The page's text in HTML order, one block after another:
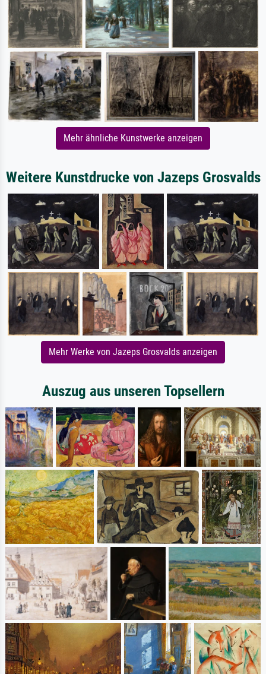
Mehr ähnliche Kunstwerke anzeigen
Weitere Kunstdrucke von Jazeps Grosvalds
Mehr Werke von Jazeps Grosvalds anzeigen
Auszug aus unseren Topsellern